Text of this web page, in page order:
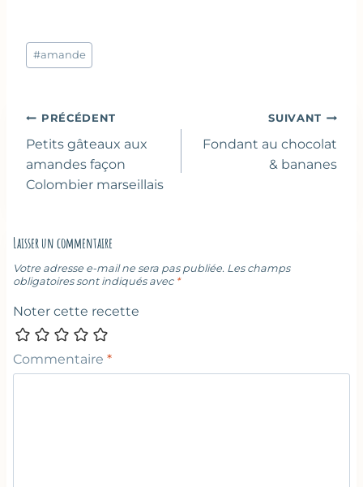
Étiquettes
de
#amande
Navigation
de
l’article
PRÉCÉDENT
Petits gâteaux aux
amandes façon
Colombier marseillais
SUIVANT
Fondant au chocolat
& bananes
Laisser un commentaire
Votre adresse e-mail ne sera pas publiée. Les champs
obligatoires sont indiqués avec *
Noter cette recette
Commentaire *